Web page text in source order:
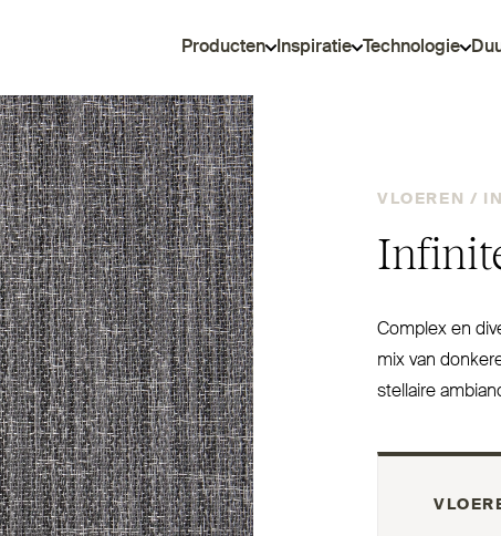
Producten Inspiratie Technologie
VLOEREN /
Complex en
mix van
stellaire